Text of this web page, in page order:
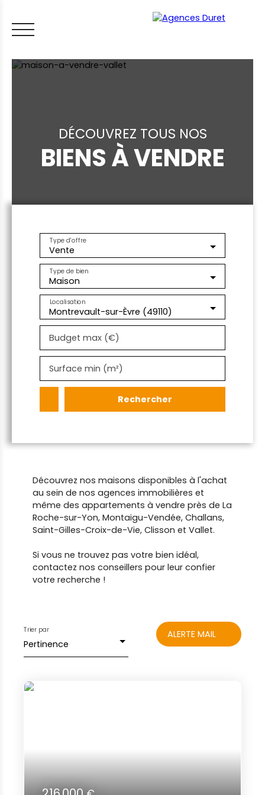
ACHETER VENDRE LOUER FAIRE GÉRER
LES CONSEILS IMMO ESTIMER MON BIEN
DÉCOUVREZ TOUS NOS
BIENS À VENDRE
Vente
Type d'offre
Maison
Type de bien
Montrevault-sur-Èvre (49110)
Localisation
Budget max (€)
Surface min (m²)
Rechercher
Découvrez nos maisons disponibles à l'achat
au sein de nos agences immobilières et
même des appartements à vendre près de La
Roche-sur-Yon, Montaigu-Vendée, Challans,
Saint-Gilles-Croix-de-Vie, Clisson et Vallet.
Si vous ne trouvez pas votre bien idéal,
contactez nos conseillers pour leur confier
votre recherche !
Pertinence
Trier par ALERTE MAIL